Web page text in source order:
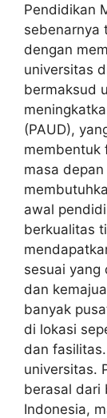
Pendidikan
sebenarnya
dengan
universitas
bermaksud
(PAUD),
membentuk
masa
awal
berkualitas
sesuai yang
dan
banyak
di lokasi
dan
universitas.
berasal dari
Indonesia,